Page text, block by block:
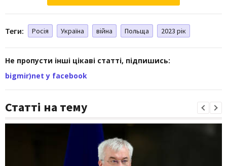
Теги: Росія Україна війна Польща 2023 рік
Не пропусти інші цікаві статті, підпишись:
bigmir)net у facebook
Статті на тему